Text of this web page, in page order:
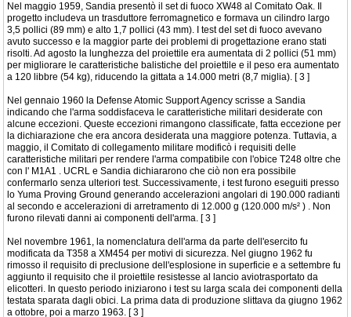
Nel maggio 1959, Sandia presentò il set di fuoco XW48 al Comitato Oak. Il
progetto includeva un trasduttore ferromagnetico e formava un cilindro largo
3,5 pollici (89 mm) e alto 1,7 pollici (43 mm). I test del set di fuoco avevano
avuto successo e la maggior parte dei problemi di progettazione erano stati
risolti. Ad agosto la lunghezza del proiettile era aumentata di 2 pollici (51 mm)
per migliorare le caratteristiche balistiche del proiettile e il peso era aumentato
a 120 libbre (54 kg), riducendo la gittata a 14.000 metri (8,7 miglia). [ 3 ]
Nel gennaio 1960 la Defense Atomic Support Agency scrisse a Sandia
indicando che l'arma soddisfaceva le caratteristiche militari desiderate con
alcune eccezioni. Queste eccezioni rimangono classificate, fatta eccezione per
la dichiarazione che era ancora desiderata una maggiore potenza. Tuttavia, a
maggio, il Comitato di collegamento militare modificò i requisiti delle
caratteristiche militari per rendere l'arma compatibile con l'obice T248 oltre che
con l' M1A1 . UCRL e Sandia dichiararono che ciò non era possibile
confermarlo senza ulteriori test. Successivamente, i test furono eseguiti presso
lo Yuma Proving Ground generando accelerazioni angolari di 190.000 radianti
al secondo e accelerazioni di arretramento di 12.000 g (120.000 m/s² ) . Non
furono rilevati danni ai componenti dell'arma. [ 3 ]
Nel novembre 1961, la nomenclatura dell'arma da parte dell'esercito fu
modificata da T358 a XM454 per motivi di sicurezza. Nel giugno 1962 fu
rimosso il requisito di preclusione dell'esplosione in superficie e a settembre fu
aggiunto il requisito che il proiettile resistesse al lancio aviotrasportato da
elicotteri. In questo periodo iniziarono i test su larga scala dei componenti della
testata sparata dagli obici. La prima data di produzione slittava da giugno 1962
a ottobre, poi a marzo 1963. [ 3 ]